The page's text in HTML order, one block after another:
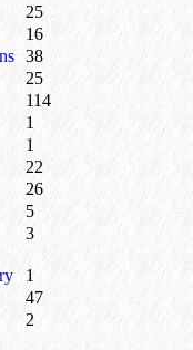
25
16
38
25
114
1
1
22
26
5
3
1
47
2